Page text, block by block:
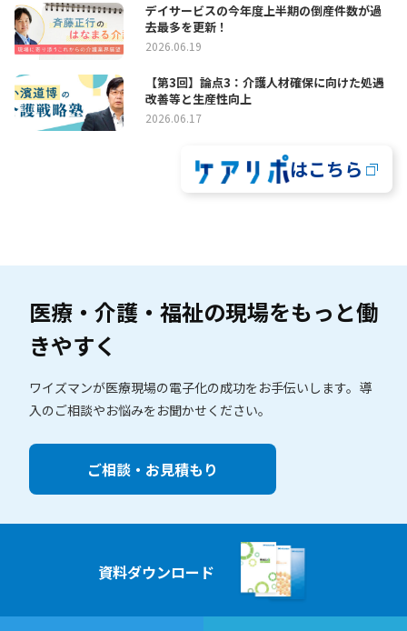
デイサービスの今年度上半期の倒産件数が過
去最多を更新！
2026.06.19
【第3回】論点3：介護人材確保に向けた処遇
改善等と生産性向上
2026.06.17
はこちら
医療・介護・福祉の現場をもっと働
きやすく
ワイズマンが医療現場の電子化の成功をお手伝いします。 導
入のご相談やお悩みをお聞かせください。
ご相談・お見積もり
資料ダウンロード